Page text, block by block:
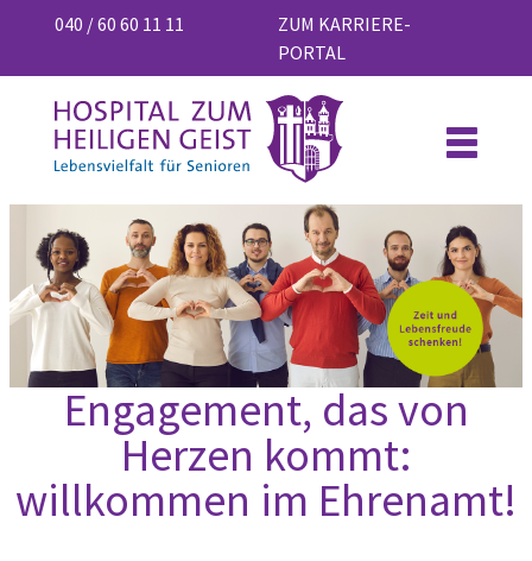
040 / 60 60 11 11
ZUM KARRIERE-
PORTAL
Engagement, das von
Herzen kommt:
willkommen im Ehrenamt!